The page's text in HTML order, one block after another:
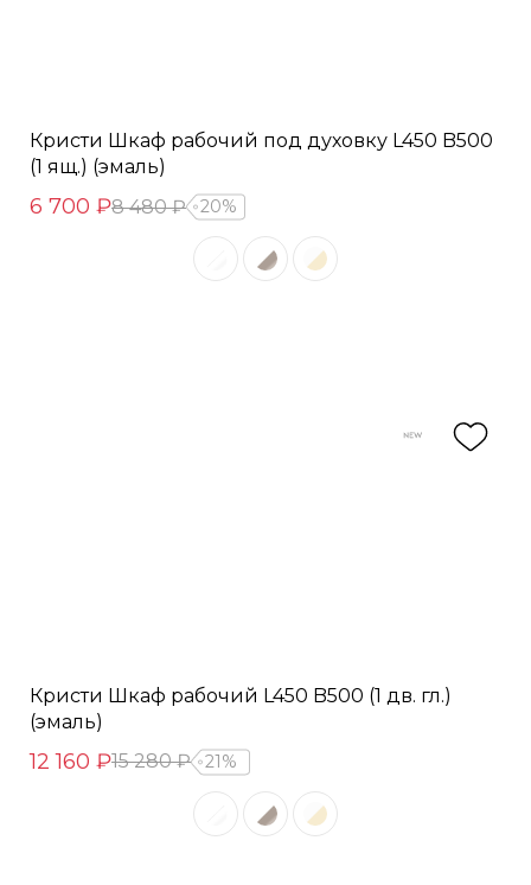
Кристи Шкаф рабочий под духовку L450 B500
(1 ящ.) (эмаль)
6 700 ₽8 480 ₽ 20%
Кристи Шкаф рабочий L450 B500 (1 дв. гл.)
(эмаль)
12 160 ₽15 280 ₽ 21%